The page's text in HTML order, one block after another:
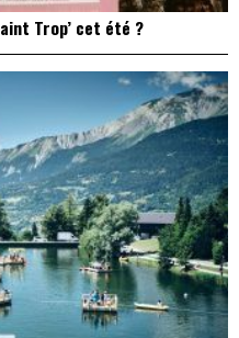
Trop’ cet été ?